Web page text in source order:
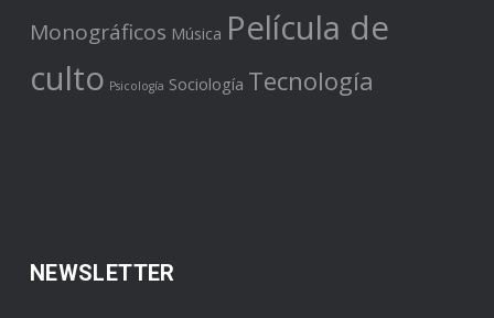
Monográficos Música Película de
culto Psicología Sociología Tecnología
NEWSLETTER